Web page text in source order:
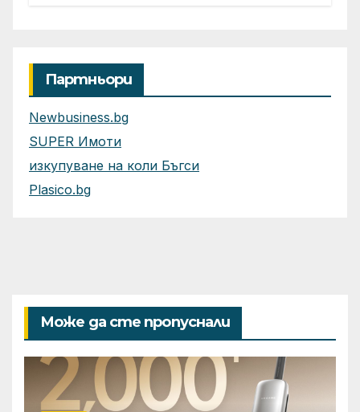
Партньори
Newbusiness.bg
SUPER Имоти
изкупуване на коли Бъгси
Plasico.bg
Може да сте пропуснали